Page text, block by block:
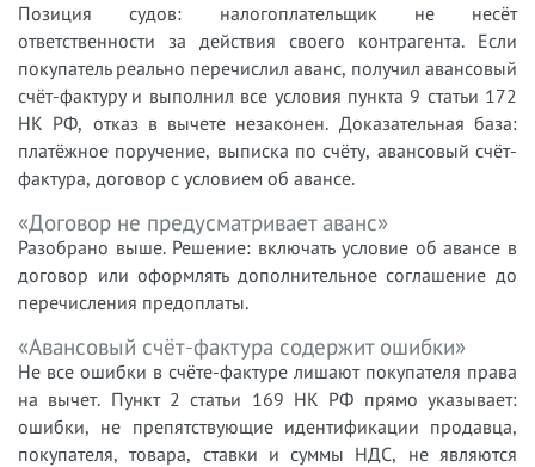
Позиция судов: налогоплательщик не несёт
ответственности за действия своего контрагента. Если
покупатель реально перечислил аванс, получил авансовый
счёт-фактуру и выполнил все условия пункта 9 статьи 172
НК РФ, отказ в вычете незаконен. Доказательная база:
платёжное поручение, выписка по счёту, авансовый счёт-
фактура, договор с условием об авансе.
«Договор не предусматривает аванс»
Разобрано выше. Решение: включать условие об авансе в
договор или оформлять дополнительное соглашение до
перечисления предоплаты.
«Авансовый счёт-фактура содержит ошибки»
Не все ошибки в счёте-фактуре лишают покупателя права
на вычет. Пункт 2 статьи 169 НК РФ прямо указывает:
ошибки, не препятствующие идентификации продавца,
покупателя, товара, ставки и суммы НДС, не являются